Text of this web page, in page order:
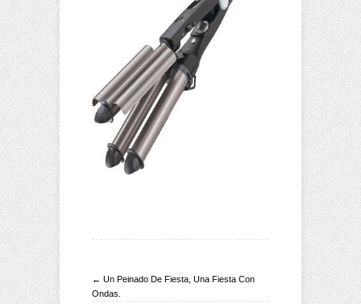
← Un Peinado De Fiesta, Una Fiesta Con
Ondas.